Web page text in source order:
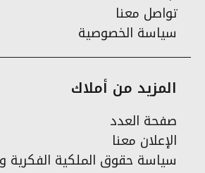
تواصل معنا
سياسة الخصوصية
المزيد من أملاك
صفحة العدد
الإعلان معنا
سياسة حقوق الملكية الفكرية